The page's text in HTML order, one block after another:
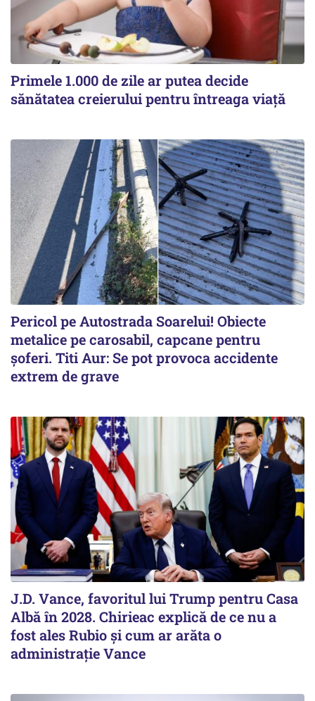
Primele 1.000 de zile ar putea decide
sănătatea creierului pentru întreaga viață
Pericol pe Autostrada Soarelui! Obiecte
metalice pe carosabil, capcane pentru
șoferi. Titi Aur: Se pot provoca accidente
extrem de grave
J.D. Vance, favoritul lui Trump pentru Casa
Albă în 2028. Chirieac explică de ce nu a
fost ales Rubio și cum ar arăta o
administrație Vance